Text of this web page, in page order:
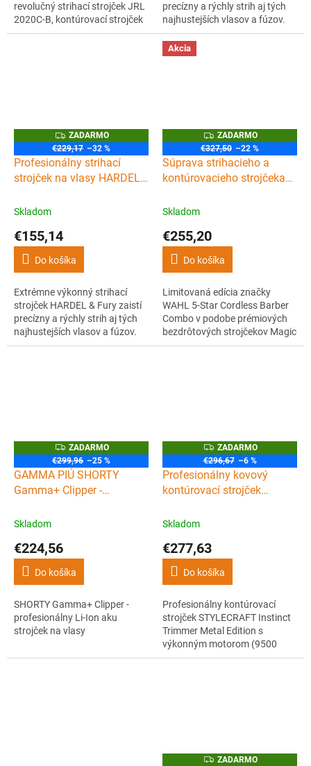
revolučný strihací strojček JRL
2020C-B, kontúrovací strojček
JRL 2020T-B, holiaci strojček
precízny a rýchly strih aj tých
najhustejších vlasov a fúzov.
Jeho srdcom je vektorový
motor s automatickou
reguláciou krútiaceho
Z
A
D
A
R
M
ZADARMO
€229,17 –32 %
Profesionálny strihací
strojček na vlasy HARDEL
Skladom
€155,14
Do košíka
Extrémne výkonný strihací
strojček HARDEL & Fury zaistí
precízny a rýchly strih aj tých
najhustejších vlasov a fúzov.
Jeho srdcom je vektorový
Akcia
Z
A
D
A
R
M
ZADARMO
€327,50 –22 %
Súprava strihacieho a
kontúrovacieho strojčeka
Cordless Black Barber
Skladom
€255,20
Do košíka
Limitovaná edícia značky
WAHL 5-Star Cordless Barber
Combo v podobe prémiových
bezdrôtových strojčekov Magic
Clip clipper a Detailer trimmer v
Z
A
D
A
R
M
ZADARMO
€299,96 –25 %
GAMMA PIÚ SHORTY
Gamma+ Clipper -
strojček na vlasy
Skladom
€224,56
Do košíka
SHORTY Gamma+ Clipper -
profesionálny Li-Ion aku
strojček na vlasy
Z
A
D
A
R
M
ZADARMO
€296,67 –6 %
Profesionálny kovový
kontúrovací strojček
trimmer Metal edition
Skladom
€277,63
Do košíka
Profesionálny kontúrovací
strojček STYLECRAFT Instinct
Trimmer Metal Edition s
výkonným motorom (9500
ot./min), čepeľou Black
ZZADARMO